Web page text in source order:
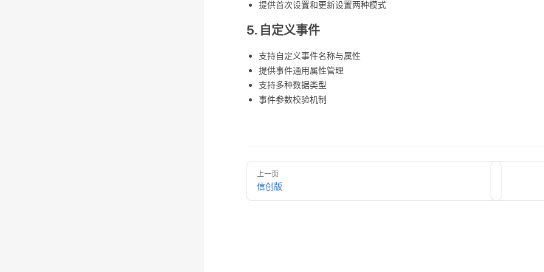
提供首次设置和更新设置两种模式
5. 自定义事件
支持自定义事件名称与属性
提供事件通用属性管理
支持多种数据类型
事件参数校验机制
上一页
信创版